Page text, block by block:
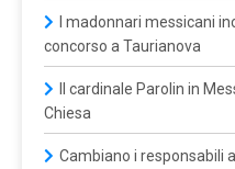
I madonnari messicani
concorso a Taurianova
Il cardinale Parolin in
Chiesa
Cambiano i responsabili